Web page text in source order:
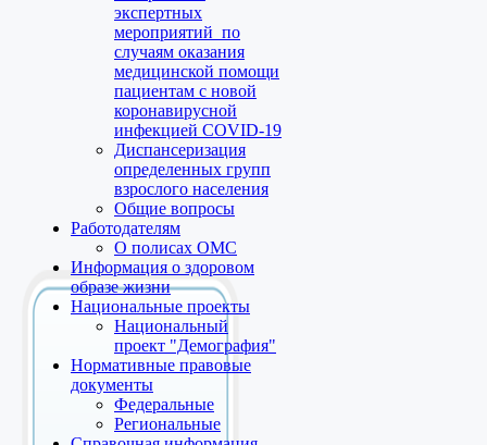
экспертных
мероприятий по
случаям оказания
медицинской помощи
пациентам с новой
коронавирусной
инфекцией COVID-19
Диспансеризация
определенных групп
взрослого населения
Общие вопросы
Работодателям
О полисах ОМС
Информация о здоровом
образе жизни
Национальные проекты
Национальный
проект "Демография"
Нормативные правовые
документы
Федеральные
Региональные